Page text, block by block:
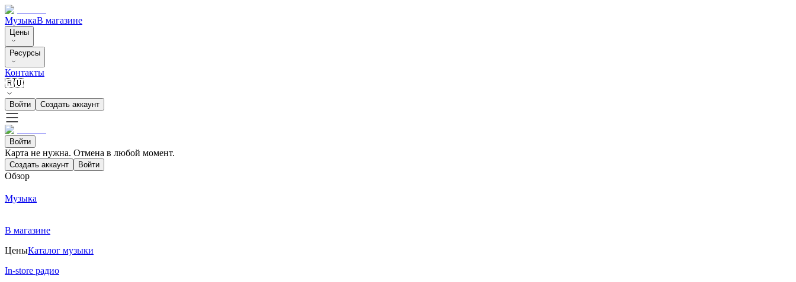
МузыкаВ магазине
Цены
Ресурсы
Контакты
🇷🇺
Войти Создать аккаунт
Войти
Карта не нужна. Отмена в любой момент.
Создать аккаунт Войти
Обзор
Музыка
В магазине
ЦеныКаталог музыки
In-store радио